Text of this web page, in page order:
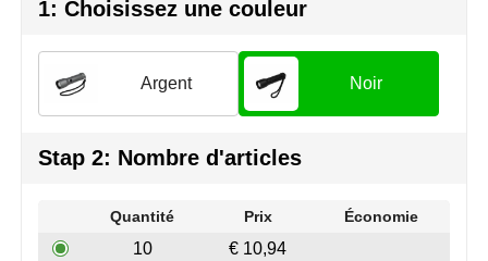
Vêtements de sport
Sacs
Loisirs, jeux & plein air
Join the pipe
Kambukka
MagLite
Marvin's
1: Choisissez une couleur
Argent Noir
Stap 2: Nombre d'articles
Quantité Prix Économie
10
€ 10,94